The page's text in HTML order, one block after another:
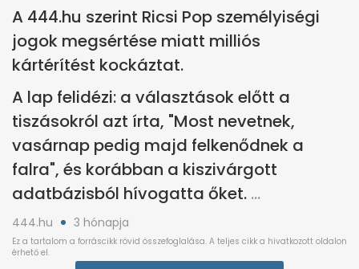
A 444.hu szerint Ricsi Pop személyiségi
jogok megsértése miatt milliós
kártérítést kockáztat.
A lap felidézi: a választások előtt a
tiszásokról azt írta, "Most nevetnek,
vasárnap pedig majd felkenődnek a
falra", és korábban a kiszivárgott
adatbázisból hívogatta őket.
444.hu 3 hónapja